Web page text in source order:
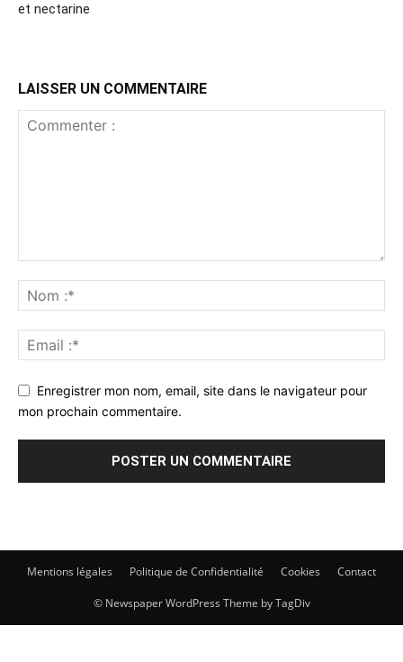
et nectarine
LAISSER UN COMMENTAIRE
Enregistrer mon nom, email, site dans le navigateur pour
mon prochain commentaire.
Mentions légales Politique de Confidentialité Cookies Contact
© Newspaper WordPress Theme by TagDiv